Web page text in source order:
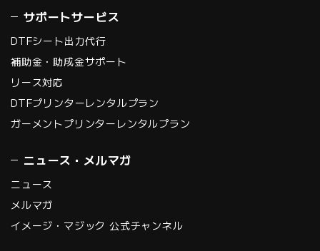
サポートサービス
DTFシート出力代行
補助金・助成金サポート
リース対応
DTFプリンターレンタルプラン
ガーメントプリンターレンタルプラン
ニュース・メルマガ
ニュース
メルマガ
イメージ・マジック 公式チャンネル